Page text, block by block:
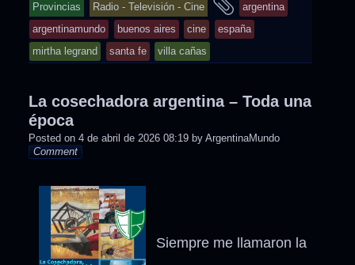
was
posted
in
Provincias Radio - Televisión - Cine
tagged
argentina
argentinamundo
buenos aires cine
españa
mirtha legrand
santa fe villa cañas
La cosechadora argentina – Toda una
época
Posted on 4 de abril de 2026 08:19 by ArgentinaMundo
Comment
Siempre me llamaron la